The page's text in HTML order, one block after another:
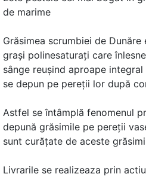
de marime
Grăsimea scrumbiei de
graşi polinesaturaţi care
sânge reuşind aproape
se depun pe pereţii lor după
Astfel se întâmplă fenomenul
depună grăsimile pe pereţii
sunt curăţate de aceste
Livrarile se realizeaza prin